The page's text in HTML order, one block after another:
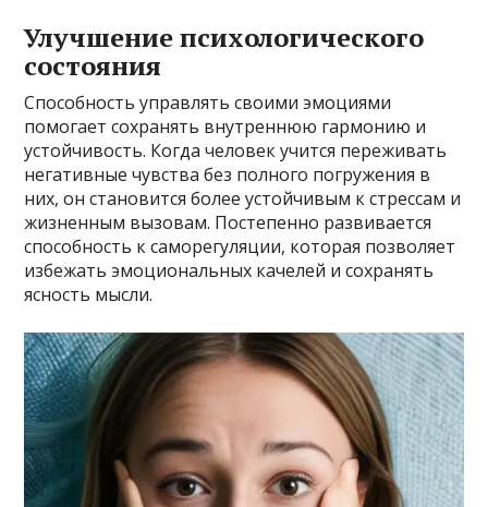
Улучшение психологического
состояния
Способность управлять своими эмоциями
помогает сохранять внутреннюю гармонию и
устойчивость. Когда человек учится переживать
негативные чувства без полного погружения в
них, он становится более устойчивым к стрессам и
жизненным вызовам. Постепенно развивается
способность к саморегуляции, которая позволяет
избежать эмоциональных качелей и сохранять
ясность мысли.